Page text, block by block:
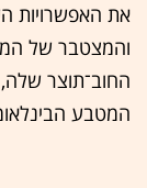
את האפשרויות
והמצטבר של
המטבע